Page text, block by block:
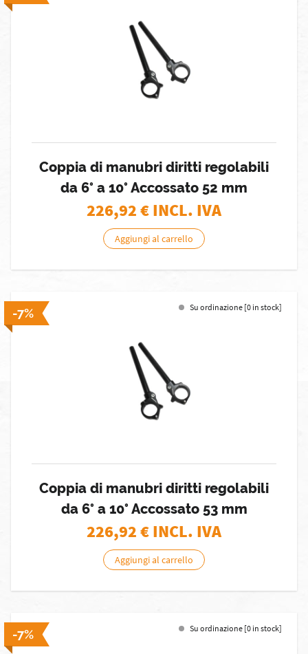
Coppia di manubri diritti regolabili
da 6° a 10° Accossato 52 mm
226,92€ INCL. IVA
Aggiungi al carrello
-7% Su ordinazione [0 in stock]
Coppia di manubri diritti regolabili
da 6° a 10° Accossato 53 mm
226,92€ INCL. IVA
Aggiungi al carrello
-7% Su ordinazione [0 in stock]